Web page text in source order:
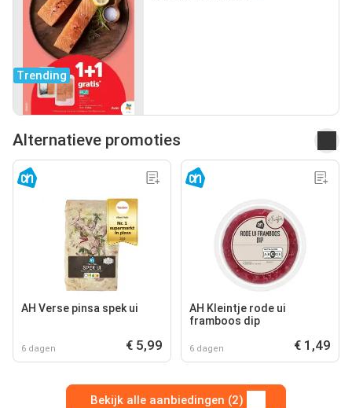
Trending
Alternatieve promoties
AH Verse pinsa spek ui
6 dagen € 5,99
AH Kleintje rode ui
framboos dip
6 dagen € 1,49
Bekijk alle aanbiedingen (2)